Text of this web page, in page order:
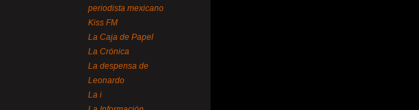
periodista mexicano
Kiss FM
La Caja de Papel
La Crónica
La despensa de
Leonardo
La i